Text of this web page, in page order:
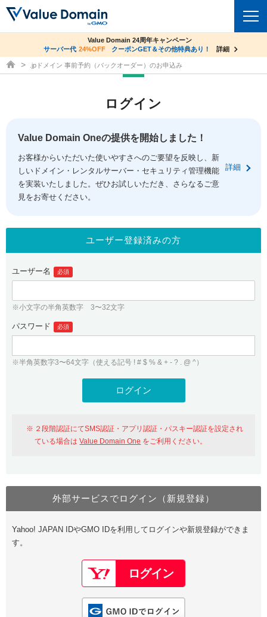
ドメイントップ
ドメイン移管
ドメイン価格一覧
ドメイン一括検索
.jpドメインオークション
gTLDオークション NEW!
.jpドメインバックオーダー
プレミアムドメイン
人気ドメインの種類
WHOIS検索
コアサーバー
バリューサーバー
XREA
セキュリティトップ
Value Domain ネットde診断
SSL証明書
サービストップ
お得意様割引
紹介制度
バリュードメインAPI
ドメイン・ホスティングOEM
facebook
ログイン
従来のバリュードメインをご利用希望の方
Value Domainにログイン
おすすめ One レンタルサーバーを含む最新の機能を使う方
Value Domain Oneにログイン
Google
GMO ID Amazon
※AmazonはValue Domain Oneのログイン画面へ遷移します
ユーザー登録
Value Domain Oneアカウント作成
以下でも登録可能
Google Yahoo!
co.jpドメイン✕コアサーバーV2ビジネス応援キャンペーン
サーバー料金1年間無料
詳細
Value Domain 24周年キャンペーン
サーバー代 24%OFF クーポンGET＆その他特典あり！ 詳細
ドメイン取得ならバリュードメイン
.jpドメイン 事前予約（バックオーダー）のお申込み
ログイン
Value Domain Oneの提供を開始しました！
お客様からいただいた使いやすさへのご要望を反映し、新
しいドメイン・レンタルサーバー・セキュリティ管理機能
を実装いたしました。ぜひお試しいただき、さらなるご意
見をお寄せください。
詳細
ユーザー登録済みの方
ユーザー名 必須
※小文字の半角英数字 3〜32文字
パスワード 必須
※半角英数字3〜64文字（使える記号 ! # $ % & + - ? . @ ^）
２段階認証にてSMS認証・アプリ認証・パスキー認証を設定され
ている場合はValue Domain One をご利用ください。
外部サービスでログイン（新規登録）
Yahoo! JAPAN IDやGMO IDを利用してログインや新規登録ができま
す。